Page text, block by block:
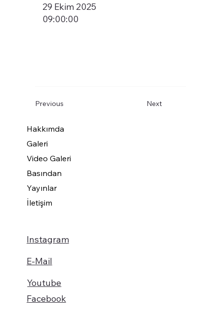
29 Ekim 2025
09:00:00
Previous Next
Hakkımda
Galeri
Video Galeri
Basından
Yayınlar
İletişim
Instagram
Facebook
Youtube
E-Mail